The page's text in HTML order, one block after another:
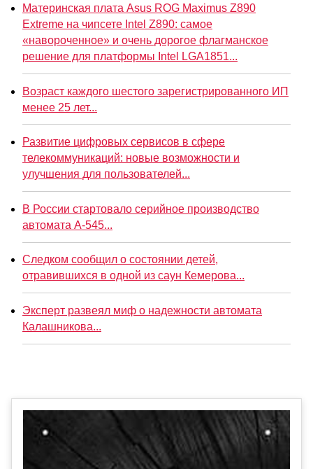
Материнская плата Asus ROG Maximus Z890
Extreme на чипсете Intel Z890: самое
«навороченное» и очень дорогое флагманское
решение для платформы Intel LGA1851...
Возраст каждого шестого зарегистрированного ИП
менее 25 лет...
Развитие цифровых сервисов в сфере
телекоммуникаций: новые возможности и
улучшения для пользователей...
В России стартовало серийное производство
автомата А-545...
Следком сообщил о состоянии детей,
отравившихся в одной из саун Кемерова...
Эксперт развеял миф о надежности автомата
Калашникова...